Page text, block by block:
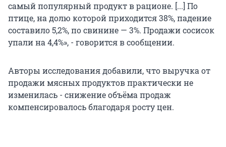
самый популярный продукт в рационе. [...] По
птице, на долю которой приходится 38%, падение
составило 5,2%, по свинине — 3%. Продажи сосисок
упали на 4,4%», - говорится в сообщении.
Авторы исследования добавили, что выручка от
продажи мясных продуктов практически не
изменилась - снижение объёма продаж
компенсировалось благодаря росту цен.